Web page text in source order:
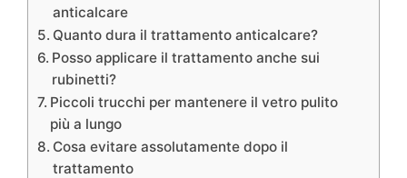
anticalcare
Quanto dura il trattamento anticalcare?
Posso applicare il trattamento anche sui
rubinetti?
Piccoli trucchi per mantenere il vetro pulito
più a lungo
Cosa evitare assolutamente dopo il
trattamento